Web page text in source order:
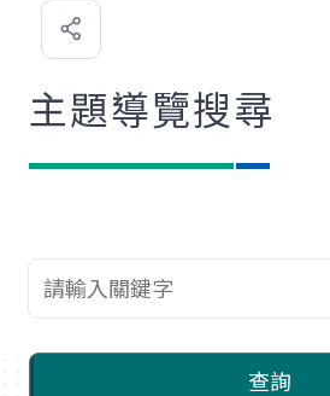
喜
歡
主題導覽搜尋
查詢關鍵字
查詢